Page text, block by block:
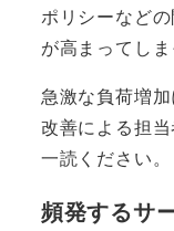
ポリシーなど
が高まってし
急激な負荷増
改善による担
一読ください。
頻発するサ